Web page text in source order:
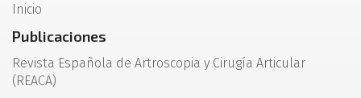
Inicio
Publicaciones
Revista Española de Artroscopia y Cirugía Articular
(REACA)